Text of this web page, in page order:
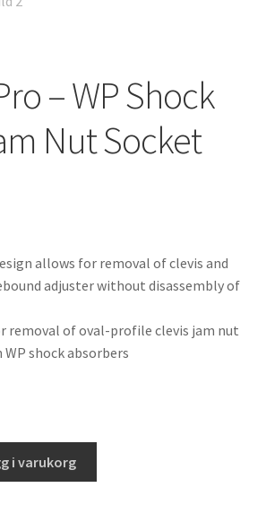
– WP Shock
Nut Socket
allows for removal of clevis and
adjuster without disassembly of
removal of oval-profile clevis jam nut
shock absorbers
i varukorg